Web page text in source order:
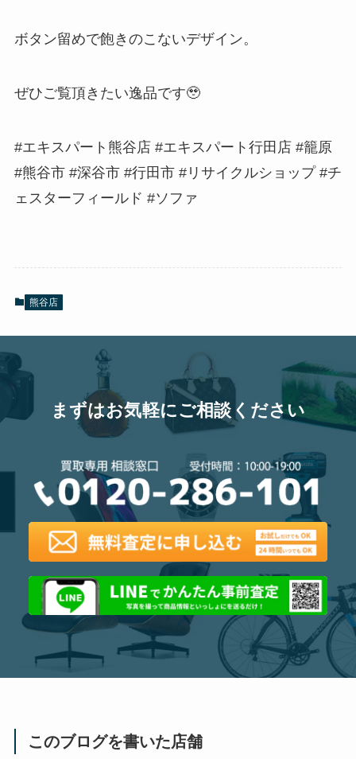
ボタン留めで飽きのこないデザイン。
ぜひご覧頂きたい逸品です🥹
#エキスパート熊谷店 #エキスパート行田店 #籠原
#熊谷市 #深谷市 #行田市 #リサイクルショップ #チ
ェスターフィールド #ソファ
熊谷店
まずはお気軽にご相談ください
このブログを書いた店舗